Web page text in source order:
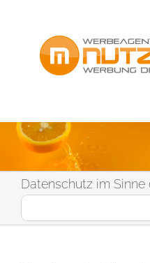
Datenschutz im Sinne
Suche
nach: